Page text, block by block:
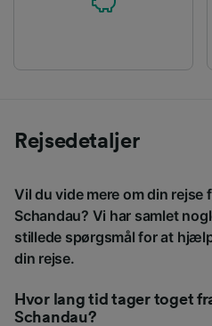
Rejsedetaljer
Vil du vide mere om din rejse
Schandau? Vi har samlet
stillede spørgsmål for at
din rejse.
Hvor lang tid tager toget
Schandau?